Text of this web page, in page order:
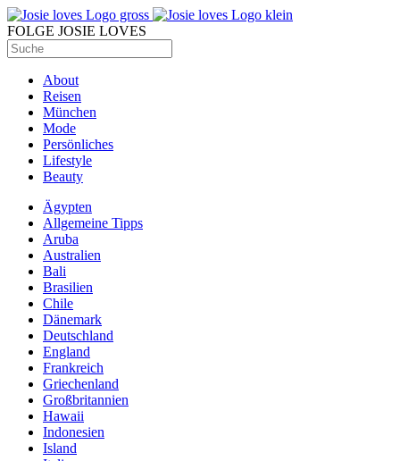
FOLGE JOSIE LOVES
About
Reisen
München
Mode
Persönliches
Lifestyle
Beauty
Ägypten
Allgemeine Tipps
Aruba
Australien
Bali
Brasilien
Chile
Dänemark
Deutschland
England
Frankreich
Griechenland
Großbritannien
Hawaii
Indonesien
Island